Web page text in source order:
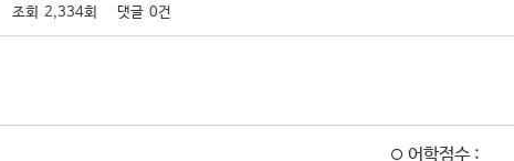
조회 2,334회 댓글 0건
어학점수 :